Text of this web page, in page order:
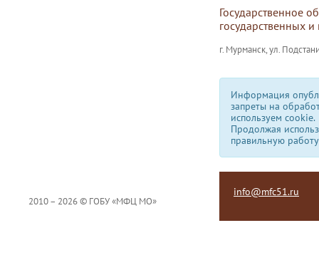
Государственное
государственных
г. Мурманск, ул.
Информация
запреты на
используем сookie.
Продолжая
правильную
2010 – 2026 © ГОБУ «МФЦ МО»
info@mfc51.ru